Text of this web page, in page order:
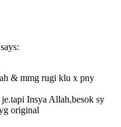
says:
& mmg rugi klu x pny
Insya Allah,besok sy
original